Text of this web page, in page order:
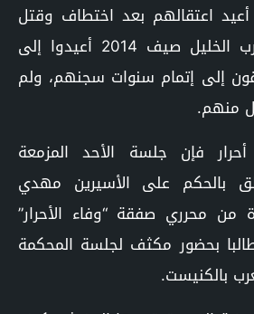
اعتقالهم بعد اختطاف وقتل
ثلاثة مستوطنين قرب الخليل صيف 2014 أعيدوا إلى
إلى إتمام سنوات سجنهم، ولم
منهم.
فإن جلسة الأحد المزمعة
بالحكم على الأسيرين مهدي
من محرري صفقة “وفاء الأحرار”
بحضور مكثف لجلسة المحكمة
بالكنيست.